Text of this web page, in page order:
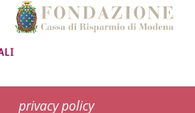
privacy policy